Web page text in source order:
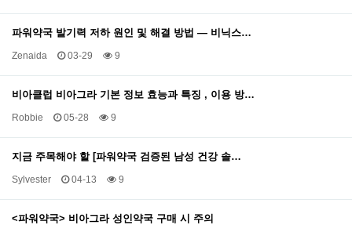
파워약국 발기력 저하 원인 및 해결 방법 — 비닉스…
Zenaida 03-29 9
비아클럽 비아그라 기본 정보 효능과 특징 , 이용 방…
Robbie 05-28 9
지금 주목해야 할 [파워약국 검증된 남성 건강 솔…
Sylvester 04-13 9
<파워약국> 비아그라 성인약국 구매 시 주의